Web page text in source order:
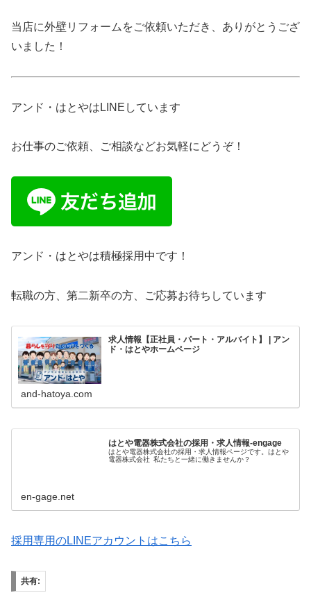
当店に外壁リフォームをご依頼いただき、ありがとうござ
いました！
アンド・はとやはLINEしています
お仕事のご依頼、ご相談などお気軽にどうぞ！
アンド・はとやは積極採用中です！
転職の方、第二新卒の方、ご応募お待ちしています
求人情報【正社員・パート・アルバイト】 | アン
ド・はとやホームページ
and-hatoya.com
はとや電器株式会社の採用・求人情報-engage
はとや電器株式会社の採用・求人情報ページです。はとや
電器株式会社 私たちと一緒に働きませんか？
en-gage.net
採用専用のLINEアカウントはこちら
共有: